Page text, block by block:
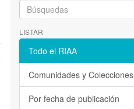
LISTAR
Todo el RIAA
Comunidades y Colecciones
Por fecha de publicación